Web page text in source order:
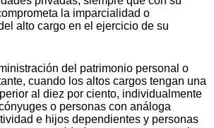
la imparcialidad o
alto cargo en el ejercicio de su
del patrimonio personal o
cuando los altos cargos tengan una
al diez por ciento, individualmente
o personas con análoga
e hijos dependientes y personas